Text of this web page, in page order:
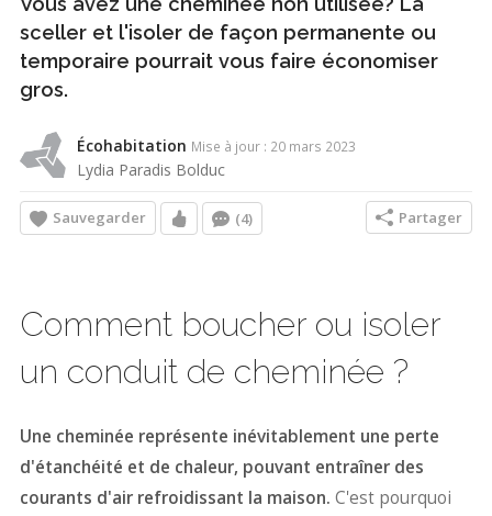
sceller et l'isoler de façon permanente ou
temporaire pourrait vous faire économiser
gros.
Écohabitation Mise à jour : 20 mars 2023
Lydia Paradis Bolduc
Sauvegarder (4) Partager
Comment boucher ou isoler
un conduit de cheminée ?
Une cheminée représente inévitablement une perte
d'étanchéité et de chaleur, pouvant entraîner des
courants d'air refroidissant la maison. C'est pourquoi